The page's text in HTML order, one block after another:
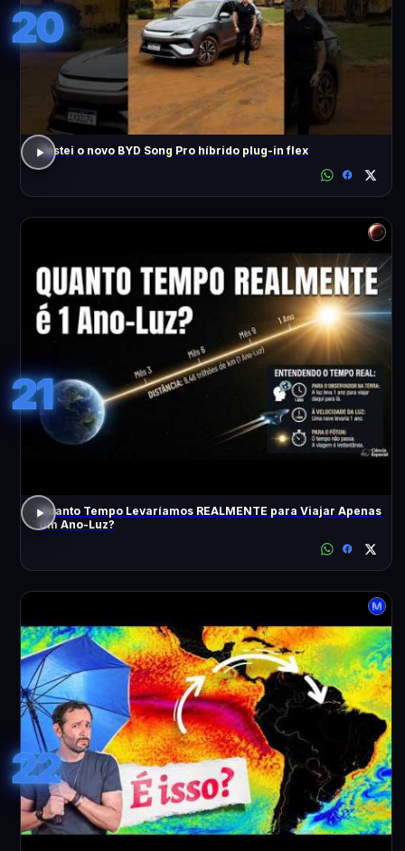
20
Testei o novo BYD Song Pro híbrido plug-in flex
21
Quanto Tempo Levaríamos REALMENTE para Viajar Apenas
Um Ano-Luz?
22